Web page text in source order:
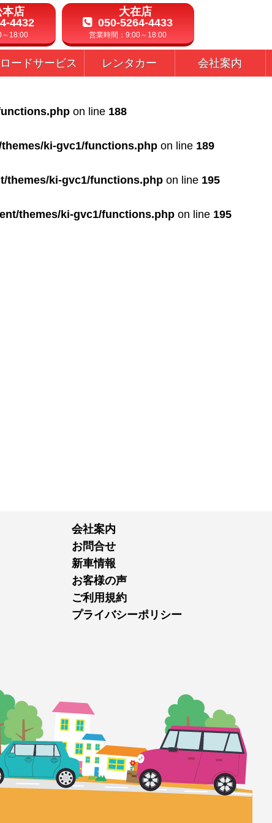
本店
4432
～18:00
大在店
050-5264-4433
営業時間：9:00～18:00
ロードサービス レンタカー 会社案内
on line 188
ki-gvc1/functions.php on line 189
themes/ki-gvc1/functions.php on line 195
themes/ki-gvc1/functions.php on line 195
会社案内
お問合せ
新車情報
お客様の声
ご利用規約
プライバシーポリシー